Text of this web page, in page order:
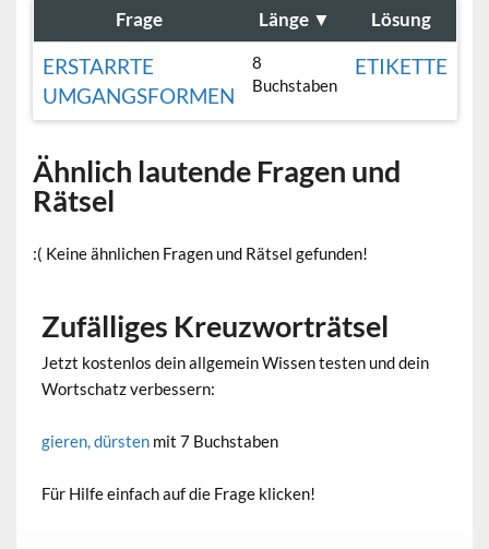
Frage Länge ▼ Lösung
ERSTARRTE
UMGANGSFORMEN
8
Buchstaben
ETIKETTE
Ähnlich lautende Fragen und
Rätsel
:( Keine ähnlichen Fragen und Rätsel gefunden!
Zufälliges Kreuzworträtsel
Jetzt kostenlos dein allgemein Wissen testen und dein
Wortschatz verbessern:
gieren, dürsten mit 7 Buchstaben
Für Hilfe einfach auf die Frage klicken!